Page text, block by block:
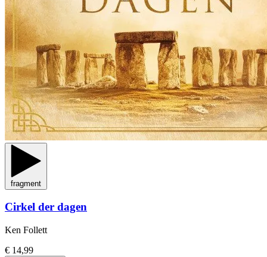
fragment
Cirkel der dagen
Ken Follett
€ 14,99